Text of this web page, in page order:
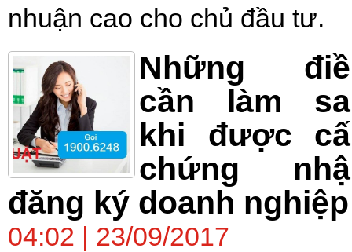
nhuận cao cho chủ đầu tư.
Những
cần làm
khi được
chứng
đăng ký doanh nghiệp
04:02 | 23/09/2017